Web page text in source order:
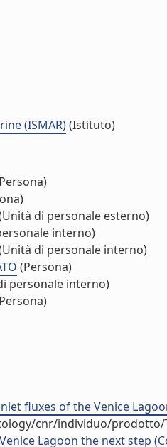
(ISMAR)(Istituto)
di personale esterno)
interno)
di personale interno)
(Persona)
personale interno)
fluxes of the Venice
cnr/individuo/prodotto/
Lagoon the next step